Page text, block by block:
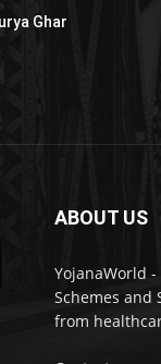
Ghar
ABOUT US
YojanaWorld
Schemes and
from